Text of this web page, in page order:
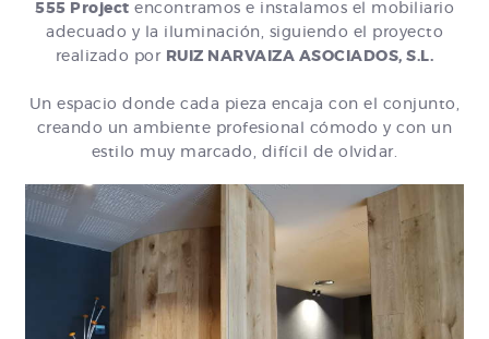
555 Project encontramos e instalamos el mobiliario
adecuado y la iluminación, siguiendo el proyecto
realizado por RUIZ NARVAIZA ASOCIADOS, S.L.
Un espacio donde cada pieza encaja con el conjunto,
creando un ambiente profesional cómodo y con un
estilo muy marcado, difícil de olvidar.